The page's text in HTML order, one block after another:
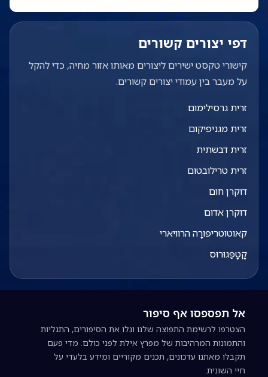
דפי יצורים קשורים
קישורי טקסט ישירים ליצורים מאותו אזור מחיה, כדי להקל
על מעבר בין עמודי יצורים קשורים.
זרית גרסילימום
זרית מגניפיקום
זרית דבשתית
זרית טרילובטום
דוקרן חום
דוקרן אדום
קאוטוטריפורָה הרוויארי
קָטָפַּגוּרוּס
אל תפספסו אף סיפור
הצטרפו לרשימת התפוצה שלנו וגלו את הסיפורים, התגליות
והתמונות המרהיבות של מפרץ אילת לפני כולם. מדי פעם
תקבלו מאתנו עדכונים, תכנים מקוריים ומידע בלעדי על
חיי השונית.